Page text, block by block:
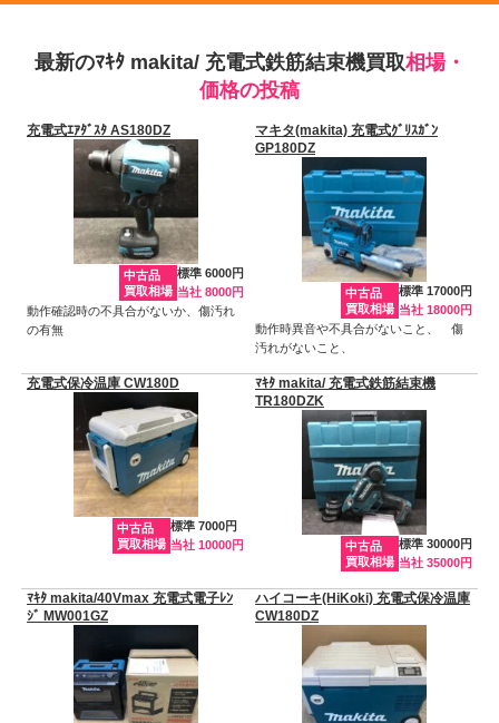
最新のﾏｷﾀ makita/ 充電式鉄筋結束機買取相場・
価格の投稿
充電式ｴｱﾀﾞｽﾀ AS180DZ
中古品
買取相場
標準 6000円
当社 8000円
動作確認時の不具合がないか、傷汚れ
の有無
マキタ(makita) 充電式ｸﾞﾘｽｶﾞﾝ
GP180DZ
中古品
買取相場
標準 17000円
当社 18000円
動作時異音や不具合がないこと、 傷
汚れがないこと、
充電式保冷温庫 CW180D
中古品
買取相場
標準 7000円
当社 10000円
ﾏｷﾀ makita/ 充電式鉄筋結束機
TR180DZK
中古品
買取相場
標準 30000円
当社 35000円
ﾏｷﾀ makita/40Vmax 充電式電子ﾚﾝ
ｼﾞ MW001GZ
ハイコーキ(HiKoki) 充電式保冷温庫
CW180DZ